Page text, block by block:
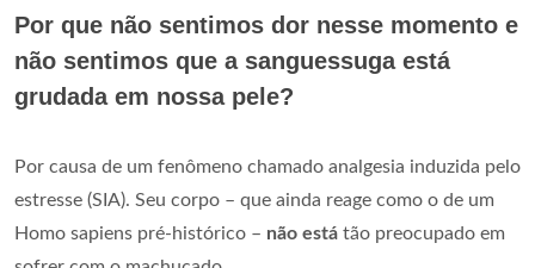
Por que não sentimos dor nesse momento e
não sentimos que a sanguessuga está
grudada em nossa pele?
Por causa de um fenômeno chamado analgesia induzida pelo
estresse (SIA). Seu corpo – que ainda reage como o de um
Homo sapiens pré-histórico – não está tão preocupado em